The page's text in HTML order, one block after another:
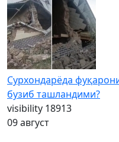
Сурхондарёда
бузиб ташландими?
visibility 18913
09 август